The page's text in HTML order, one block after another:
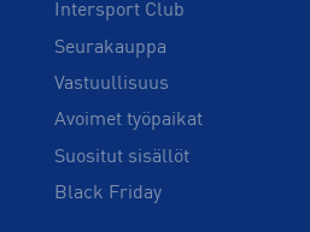
Intersport Club
Seurakauppa
Vastuullisuus
Avoimet työpaikat
Suositut sisällöt
Black Friday